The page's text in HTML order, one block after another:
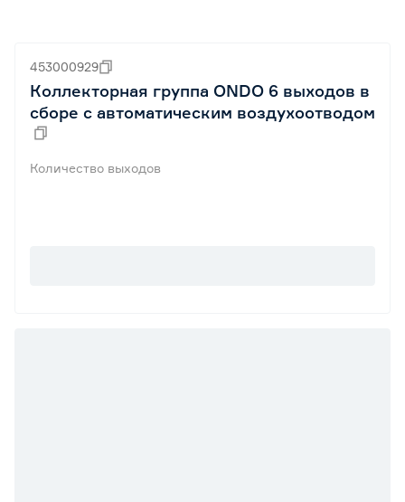
453000929
Коллекторная группа ONDO 6 выходов в
сборе с автоматическим воздухоотводом
Количество выходов